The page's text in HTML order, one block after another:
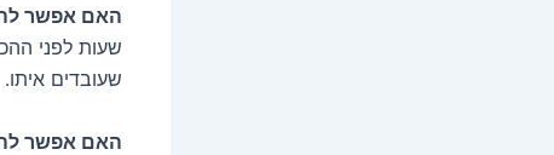
האם אפשר
שעות לפני
שעובדים איתו.
האם אפשר